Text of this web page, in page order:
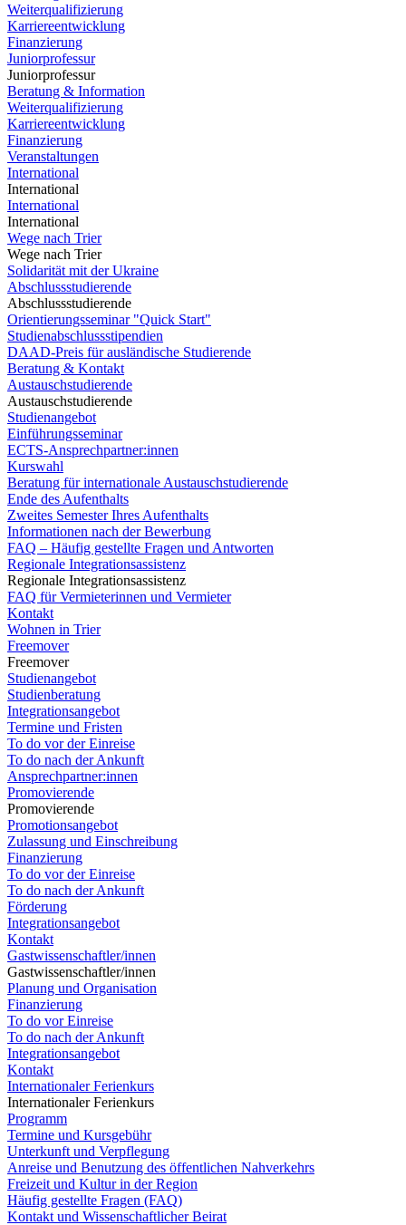
Weiterqualifizierung
Karriereentwicklung
Finanzierung
Juniorprofessur
Juniorprofessur
Beratung & Information
Weiterqualifizierung
Karriereentwicklung
Finanzierung
Veranstaltungen
International
International
International
International
Wege nach Trier
Wege nach Trier
Solidarität mit der Ukraine
Abschlussstudierende
Abschlussstudierende
Orientierungsseminar "Quick Start"
Studienabschlussstipendien
DAAD-Preis für ausländische Studierende
Beratung & Kontakt
Austauschstudierende
Austauschstudierende
Studienangebot
Einführungsseminar
ECTS-Ansprechpartner:innen
Kurswahl
Beratung für internationale Austauschstudierende
Ende des Aufenthalts
Zweites Semester Ihres Aufenthalts
Informationen nach der Bewerbung
FAQ – Häufig gestellte Fragen und Antworten
Regionale Integrationsassistenz
Regionale Integrationsassistenz
FAQ für Vermieterinnen und Vermieter
Kontakt
Wohnen in Trier
Freemover
Freemover
Studienangebot
Studienberatung
Integrationsangebot
Termine und Fristen
To do vor der Einreise
To do nach der Ankunft
Ansprechpartner:innen
Promovierende
Promovierende
Promotionsangebot
Zulassung und Einschreibung
Finanzierung
To do vor der Einreise
To do nach der Ankunft
Förderung
Integrationsangebot
Kontakt
Gastwissenschaftler/innen
Gastwissenschaftler/innen
Planung und Organisation
Finanzierung
To do vor Einreise
To do nach der Ankunft
Integrationsangebot
Kontakt
Internationaler Ferienkurs
Internationaler Ferienkurs
Programm
Termine und Kursgebühr
Unterkunft und Verpflegung
Anreise und Benutzung des öffentlichen Nahverkehrs
Freizeit und Kultur in der Region
Häufig gestellte Fragen (FAQ)
Kontakt und Wissenschaftlicher Beirat